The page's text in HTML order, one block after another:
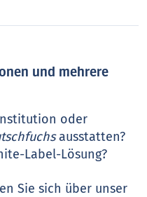
und mehrere
oder
ausstatten?
Label-Lösung?
Sie sich über unser